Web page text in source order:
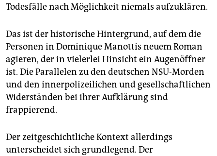
Todesfälle nach Möglichkeit niemals aufzuklären.
Das ist der historische Hintergrund, auf dem die
Personen in Dominique Manottis neuem Roman
agieren, der in vielerlei Hinsicht ein Augenöffner
ist. Die Parallelen zu den deutschen NSU-Morden
und den innerpolizeilichen und gesellschaftlichen
Widerständen bei ihrer Aufklärung sind
frappierend.
Der zeitgeschichtliche Kontext allerdings
unterscheidet sich grundlegend. Der